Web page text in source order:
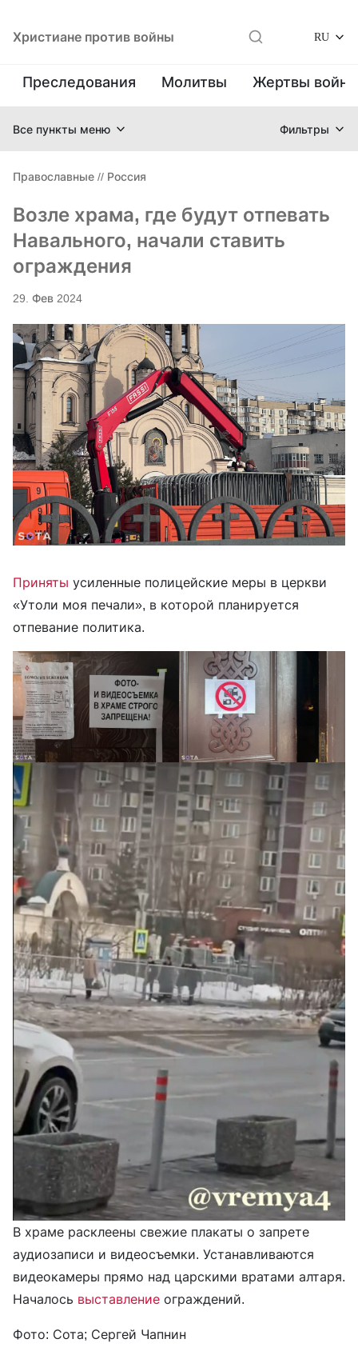
Христиане против войны RU
Преследования Молитвы Жертвы
Все пункты меню Фильтры
Православные // Россия
Возле храма, где будут отпевать
Навального, начали ставить
ограждения
29. Фев 2024
Приняты усиленные полицейские меры в церкви
«Утоли моя печали», в которой планируется
отпевание политика.
В храме расклеены свежие плакаты о запрете
аудиозаписи и видеосъемки. Устанавливаются
видеокамеры прямо над царскими вратами алтаря.
Началось выставление ограждений.
Фото: Сота; Сергей Чапнин